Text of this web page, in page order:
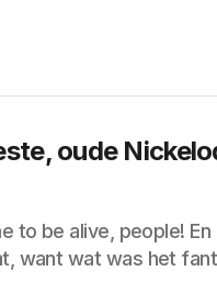
oude
to be alive, people! En
want wat was het